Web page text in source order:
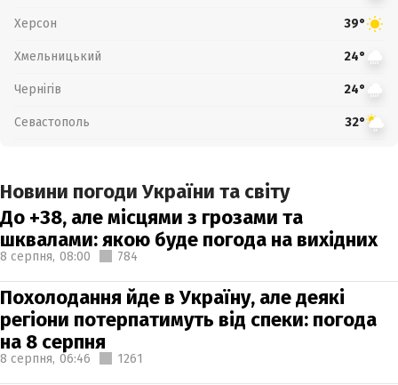
Херсон 39°
Хмельницький 24°
Чернігів 24°
Севастополь 32°
Новини погоди України та світу
До +38, але місцями з грозами та
шквалами: якою буде погода на вихідних
8 серпня, 08:00 784
Похолодання йде в Україну, але деякі
регіони потерпатимуть від спеки: погода
на 8 серпня
8 серпня, 06:46 1261